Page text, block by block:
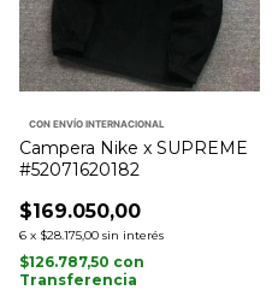
CON ENVÍO INTERNACIONAL
Campera Nike x SUPREME
#52071620182
$169.050,00
6 x $28.175,00 sin interés
$126.787,50 con
Transferencia